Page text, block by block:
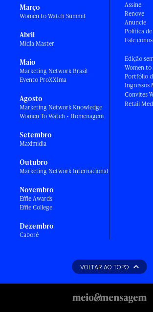
Março
Women to Watch Summit
Abril
Mídia Master
Maio
Marketing Network Brasil
Evento ProXXIma
Agosto
Marketing Network Knowledge
Women To Watch - Homenagem
Setembro
Maximídia
Outubro
Marketing Network Internacional
Novembro
Effie Awards
Effie College
Dezembro
Caboré
Assine
Renove
Anuncie
Política
Fale
Edição
Women
Portfólio
Ingressos
Convites
Retail
VOLTAR AO TOPO